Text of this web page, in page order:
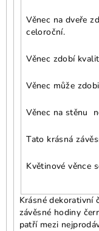
Věnec na dveře
celoroční.
Věnec zdobí
Věnec může
Věnec na stěnu
Tato krásná
Květinové věnce
Krásné dekorativní
závěsné hodiny
patří mezi